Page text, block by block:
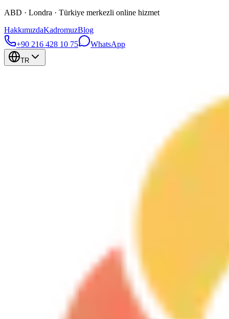
ABD · Londra · Türkiye merkezli online hizmet
HakkımızdaKadromuzBlog
+90 216 428 10 75
WhatsApp
TR